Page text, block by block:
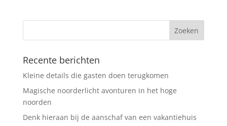
Recente berichten
Kleine details die gasten doen terugkomen
Magische noorderlicht avonturen in het hoge
noorden
Denk hieraan bij de aanschaf van een vakantiehuis